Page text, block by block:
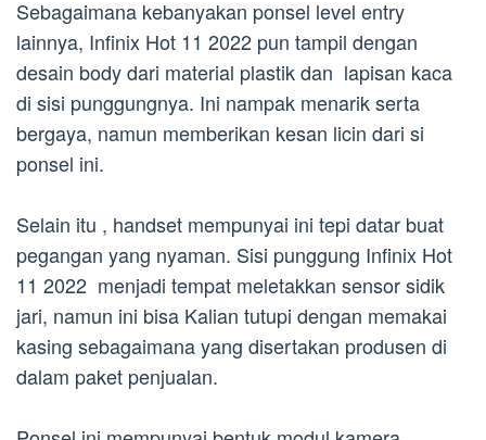
Sebagaimana kebanyakan ponsel level entry
lainnya, Infinix Hot 11 2022 pun tampil dengan
desain body dari material plastik dan lapisan kaca
di sisi punggungnya. Ini nampak menarik serta
bergaya, namun memberikan kesan licin dari si
ponsel ini.
Selain itu , handset mempunyai ini tepi datar buat
pegangan yang nyaman. Sisi punggung Infinix Hot
11 2022 menjadi tempat meletakkan sensor sidik
jari, namun ini bisa Kalian tutupi dengan memakai
kasing sebagaimana yang disertakan produsen di
dalam paket penjualan.